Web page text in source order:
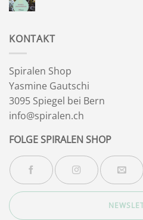
KONTAKT
Spiralen Shop
Yasmine Gautschi
3095 Spiegel bei Bern
info@spiralen.ch
FOLGE SPIRALEN SHOP